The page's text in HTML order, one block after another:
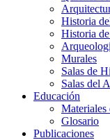
Historia
Historia
Murales
Salas de
Salas del
Educación
Materiales
Glosario
Publicaciones